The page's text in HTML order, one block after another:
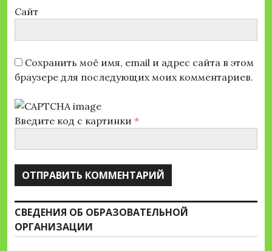
Сайт
Сохранить моё имя, email и адрес сайта в этом
браузере для последующих моих комментариев.
Введите код с картинки *
СВЕДЕНИЯ ОБ ОБРАЗОВАТЕЛЬНОЙ
ОРГАНИЗАЦИИ